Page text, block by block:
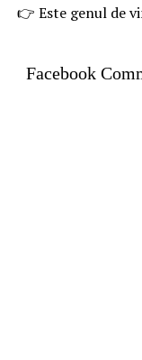
👉 Este genul de
Facebook